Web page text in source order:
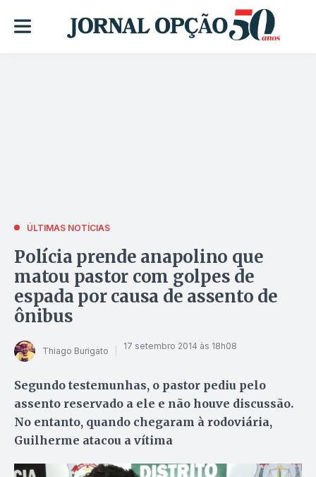
ÚLTIMAS NOTÍCIAS
Polícia prende anapolino que
matou pastor com golpes de
espada por causa de assento de
ônibus
Thiago Burigato 17 setembro 2014 às 18h08
Segundo testemunhas, o pastor pediu pelo
assento reservado a ele e não houve discussão.
No entanto, quando chegaram à rodoviária,
Guilherme atacou a vítima